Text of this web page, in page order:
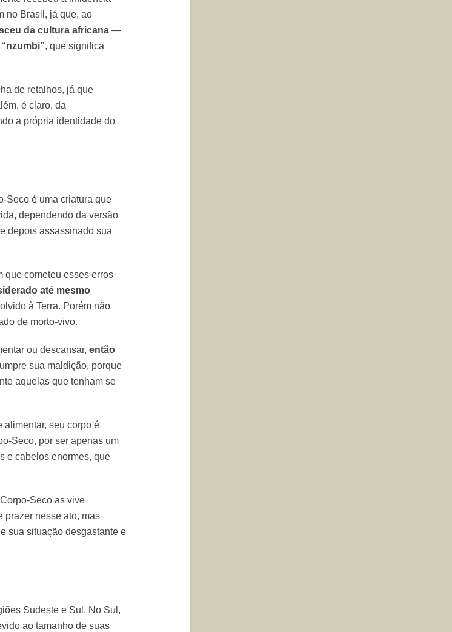
no Brasil, já que, ao
da cultura africana —
“nzumbi”, que significa
de retalhos, já que
é claro, da
a própria identidade do
Seco é uma criatura que
dependendo da versão
depois assassinado sua
que cometeu esses erros
até mesmo
à Terra. Porém não
de morto-vivo.
ou descansar, então
sua maldição, porque
aquelas que tenham se
alimentar, seu corpo é
Seco, por ser apenas um
e cabelos enormes, que
Seco as vive
prazer nesse ato, mas
sua situação desgastante e
Sudeste e Sul. No Sul,
ao tamanho de suas